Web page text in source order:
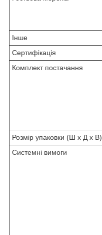
Інше
Сертифікація
Комплект постачання
Розмір упаковки (Ш х Д х В)
Системні вимоги